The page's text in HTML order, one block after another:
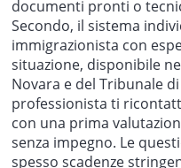
documenti pronti o
Secondo, il sistema
immigrazionista con
situazione, disponibile
Novara e del Tribunale
professionista ti
con una prima
senza impegno. Le
spesso scadenze